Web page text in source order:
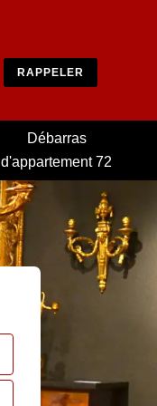
Débarras
d'appartement 72